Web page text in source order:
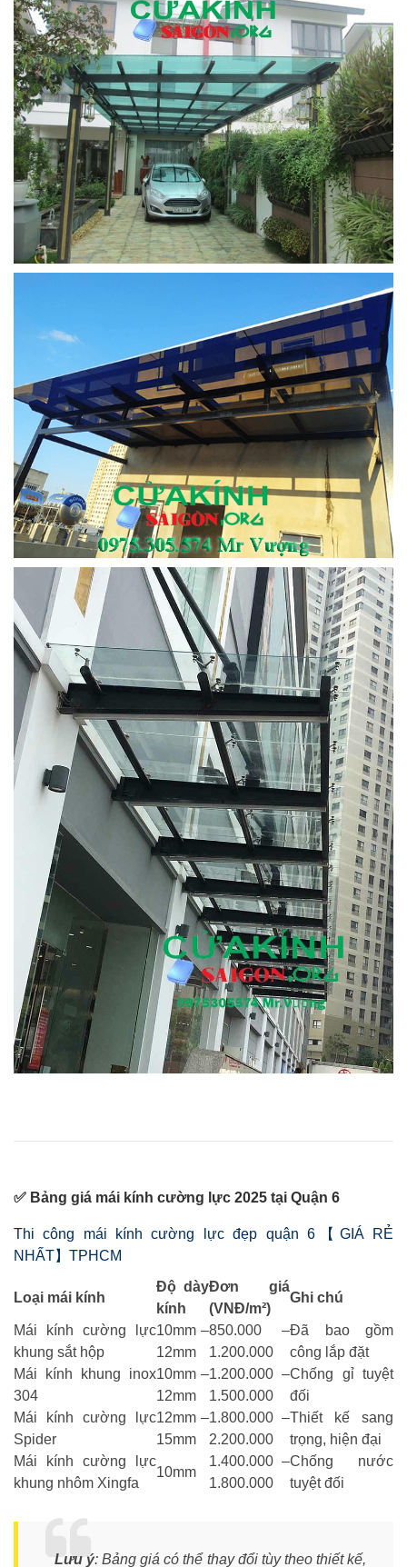
✅ Bảng giá mái kính cường lực 2025 tại Quận 6
Thi công mái kính cường lực đẹp quận 6【GIÁ RẺ
NHẤT】TPHCM
Loại mái kính
Độ dày
kính
Đơn giá
(VNĐ/m²)
Ghi chú
Mái kính cường lực
khung sắt hộp
10mm –
12mm
850.000 –
1.200.000
Đã bao gồm
công lắp đặt
Mái kính khung inox
304
10mm –
12mm
1.200.000 –
1.500.000
Chống gỉ tuyệt
đối
Mái kính cường lực
Spider
12mm –
15mm
1.800.000 –
2.200.000
Thiết kế sang
trọng, hiện đại
Mái kính cường lực
khung nhôm Xingfa
10mm
1.400.000 –
1.800.000
Chống nước
tuyệt đối
Lưu ý: Bảng giá có thể thay đổi tùy theo thiết kế,